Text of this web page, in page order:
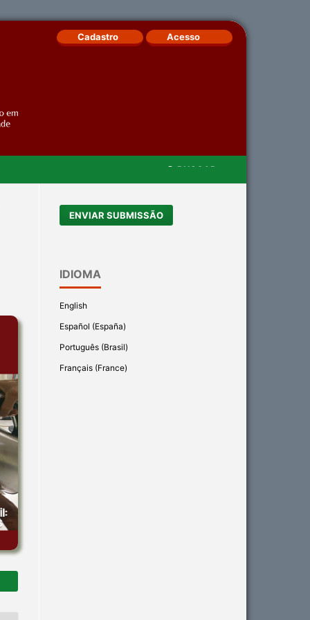
BUSCAR
Cadastro Acesso
ENVIAR SUBMISSÃO
IDIOMA
English
Español (España)
Português (Brasil)
Français (France)